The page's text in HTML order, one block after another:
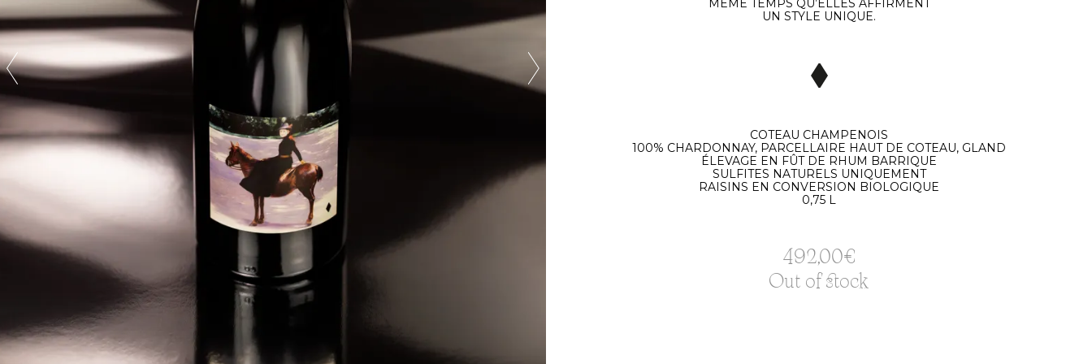
MÊME TEMPS QU’ELLES AFFIRMENT
UN STYLE UNIQUE.
COTEAU CHAMPENOIS
100% CHARDONNAY, PARCELLAIRE HAUT DE COTEAU, GLAND
ÉLEVAGE EN FÛT DE RHUM BARRIQUE
SULFITES NATURELS UNIQUEMENT
RAISINS EN CONVERSION BIOLOGIQUE
0,75 L
492,00€
Out of stock